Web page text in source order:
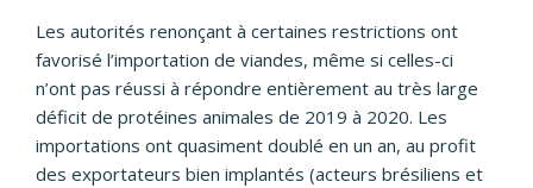
Les autorités renonçant à certaines restrictions ont
favorisé l’importation de viandes, même si celles-ci
n’ont pas réussi à répondre entièrement au très large
déficit de protéines animales de 2019 à 2020. Les
importations ont quasiment doublé en un an, au profit
des exportateurs bien implantés (acteurs brésiliens et